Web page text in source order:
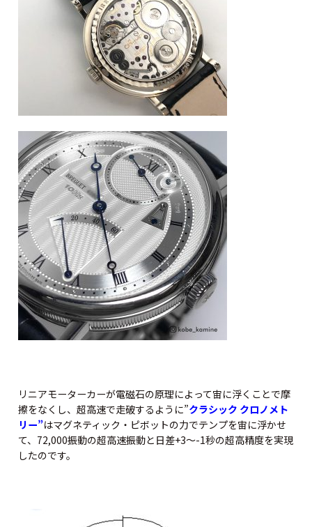
リニアモーターカーが電磁石の原理によって宙に浮くことで摩
擦をなくし、超高速で走破するように”クラシック クロノメト
リー”はマグネティック・ピボットの力でテンプを宙に浮かせ
て、72,000振動の超高速振動と日差+3～-1秒の超高精度を実現
したのです。